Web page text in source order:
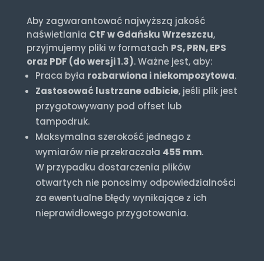
Aby zagwarantować najwyższą jakość
naświetlania CtF w Gdańsku Wrzeszczu,
przyjmujemy pliki w formatach PS, PRN, EPS
oraz PDF (do wersji 1.3). Ważne jest, aby:
Praca była rozbarwiona i niekompozytowa.
Zastosować lustrzane odbicie, jeśli plik jest
przygotowywany pod offset lub
tampodruk.
Maksymalna szerokość jednego z
wymiarów nie przekraczała 455 mm.
W przypadku dostarczenia plików
otwartych nie ponosimy odpowiedzialności
za ewentualne błędy wynikające z ich
nieprawidłowego przygotowania.